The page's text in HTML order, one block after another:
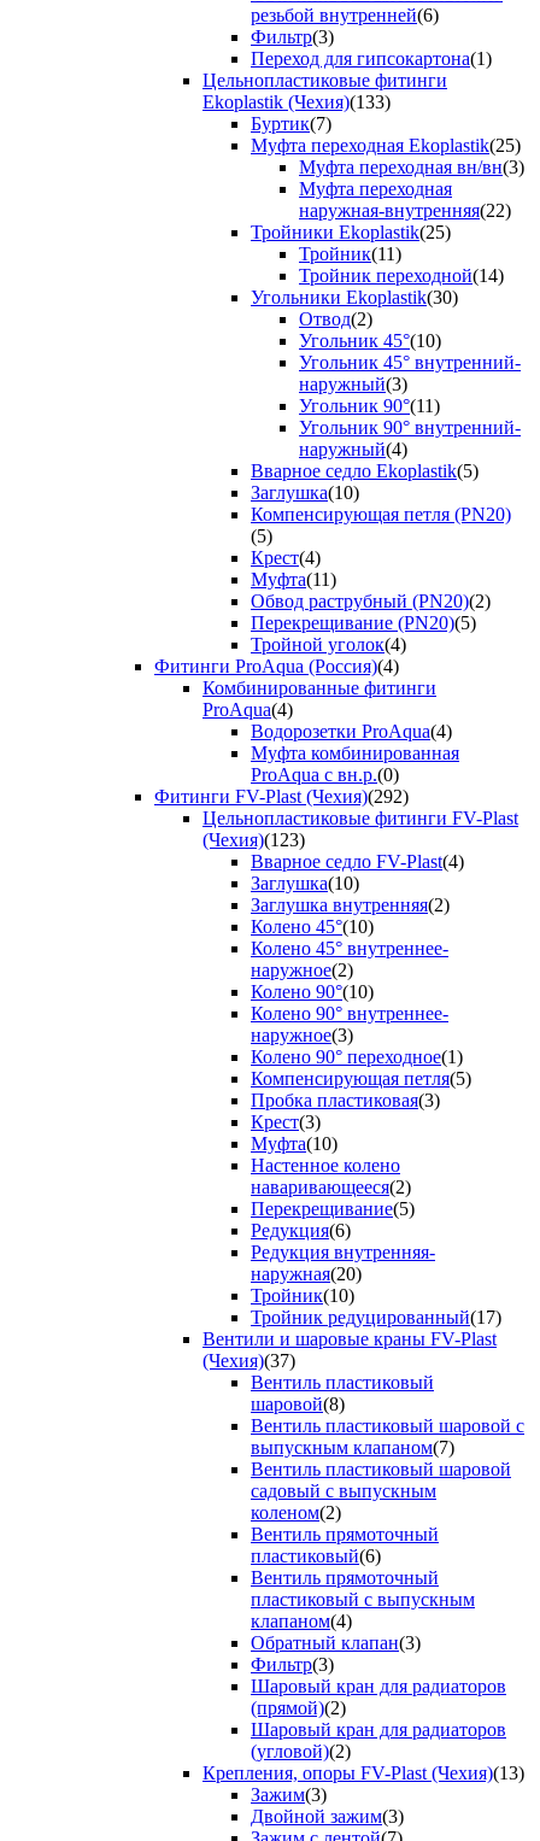
резьбой внутренней(6)
Фильтр(3)
Переход для гипсокартона(1)
Цельнопластиковые фитинги
Ekoplastik (Чехия)(133)
Буртик(7)
Муфта переходная Ekoplastik(25)
Муфта переходная вн/вн(3)
Муфта переходная
наружная-внутренняя(22)
Тройники Ekoplastik(25)
Тройник(11)
Тройник переходной(14)
Угольники Ekoplastik(30)
Отвод(2)
Угольник 45°(10)
Угольник 45° внутренний-
наружный(3)
Угольник 90°(11)
Угольник 90° внутренний-
наружный(4)
Вварное седло Ekoplastik(5)
Заглушка(10)
Компенсирующая петля (PN20)
(5)
Крест(4)
Муфта(11)
Обвод раструбный (PN20)(2)
Перекрещивание (PN20)(5)
Тройной уголок(4)
Фитинги ProAqua (Россия)(4)
Комбинированные фитинги
ProAqua(4)
Водорозетки ProAqua(4)
Муфта комбинированная
ProAqua с вн.р.(0)
Фитинги FV-Plast (Чехия)(292)
Цельнопластиковые фитинги FV-Plast
(Чехия)(123)
Вварное седло FV-Plast(4)
Заглушка(10)
Заглушка внутренняя(2)
Колено 45°(10)
Колено 45° внутреннее-
наружное(2)
Колено 90°(10)
Колено 90° внутреннее-
наружное(3)
Колено 90° переходное(1)
Компенсирующая петля(5)
Пробка пластиковая(3)
Крест(3)
Муфта(10)
Настенное колено
наваривающееся(2)
Перекрещивание(5)
Редукция(6)
Редукция внутренняя-
наружная(20)
Тройник(10)
Тройник редуцированный(17)
Вентили и шаровые краны FV-Plast
(Чехия)(37)
Вентиль пластиковый
шаровой(8)
Вентиль пластиковый шаровой с
выпускным клапаном(7)
Вентиль пластиковый шаровой
садовый с выпускным
коленом(2)
Вентиль прямоточный
пластиковый(6)
Вентиль прямоточный
пластиковый с выпускным
клапаном(4)
Обратный клапан(3)
Фильтр(3)
Шаровый кран для радиаторов
(прямой)(2)
Шаровый кран для радиаторов
(угловой)(2)
Крепления, опоры FV-Plast (Чехия)(13)
Зажим(3)
Двойной зажим(3)